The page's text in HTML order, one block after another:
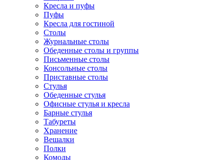
Кресла и пуфы
Пуфы
Кресла для гостиной
Столы
Журнальные столы
Обеденные столы и группы
Письменные столы
Консольные столы
Приставные столы
Стулья
Обеденные стулья
Офисные стулья и кресла
Барные стулья
Табуреты
Хранение
Вешалки
Полки
Комоды